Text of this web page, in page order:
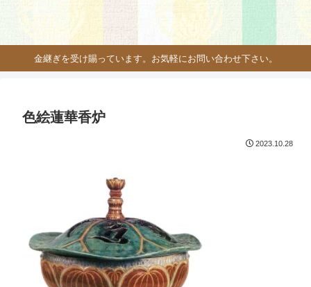
金継ぎを受け賜っています。お気軽にお問い合わせ下さい。
色絵蓮華香炉
2023.10.28